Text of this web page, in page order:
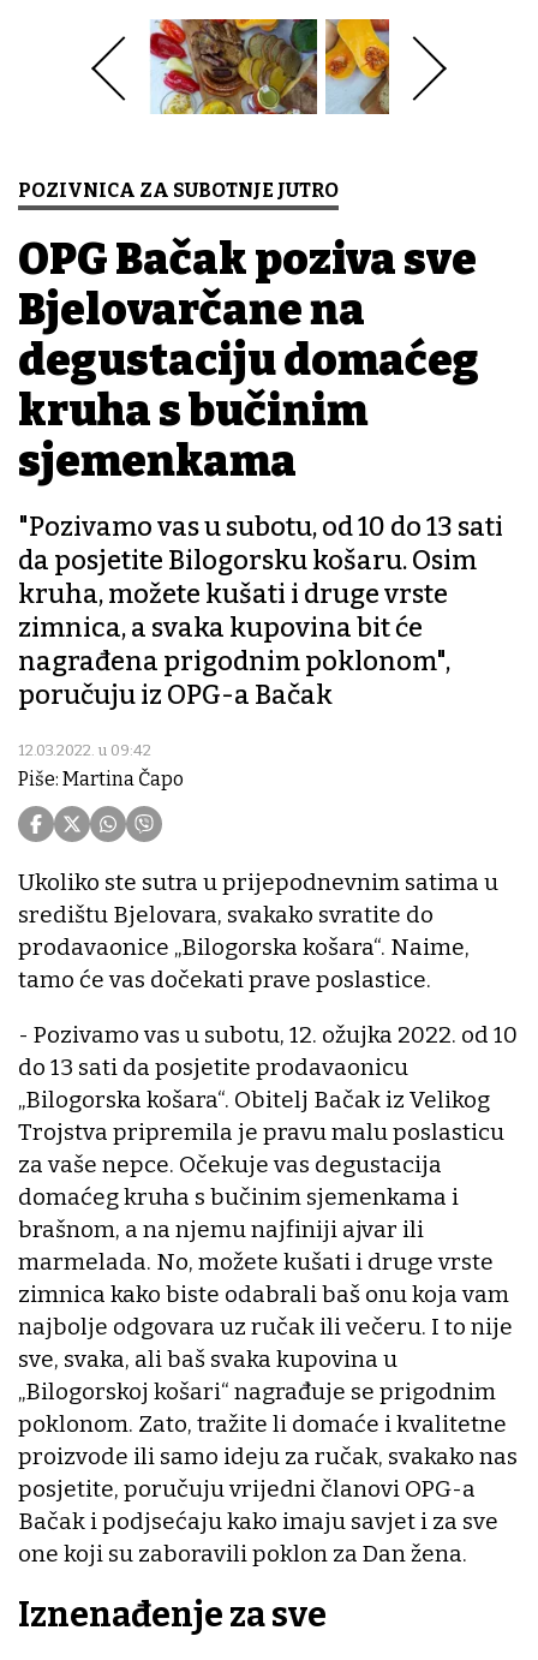
POZIVNICA ZA SUBOTNJE JUTRO
OPG Bačak poziva sve
Bjelovarčane na
degustaciju domaćeg
kruha s bučinim
sjemenkama
"Pozivamo vas u subotu, od 10 do 13 sati
da posjetite Bilogorsku košaru. Osim
kruha, možete kušati i druge vrste
zimnica, a svaka kupovina bit će
nagrađena prigodnim poklonom",
poručuju iz OPG-a Bačak
12.03.2022. u 09:42
Piše: Martina Čapo
Ukoliko ste sutra u prijepodnevnim satima u
središtu Bjelovara, svakako svratite do
prodavaonice „Bilogorska košara“. Naime,
tamo će vas dočekati prave poslastice.
- Pozivamo vas u subotu, 12. ožujka 2022. od 10
do 13 sati da posjetite prodavaonicu
„Bilogorska košara“. Obitelj Bačak iz Velikog
Trojstva pripremila je pravu malu poslasticu
za vaše nepce. Očekuje vas degustacija
domaćeg kruha s bučinim sjemenkama i
brašnom, a na njemu najfiniji ajvar ili
marmelada. No, možete kušati i druge vrste
zimnica kako biste odabrali baš onu koja vam
najbolje odgovara uz ručak ili večeru. I to nije
sve, svaka, ali baš svaka kupovina u
„Bilogorskoj košari“ nagrađuje se prigodnim
poklonom. Zato, tražite li domaće i kvalitetne
proizvode ili samo ideju za ručak, svakako nas
posjetite, poručuju vrijedni članovi OPG-a
Bačak i podjsećaju kako imaju savjet i za sve
one koji su zaboravili poklon za Dan žena.
Iznenađenje za sve